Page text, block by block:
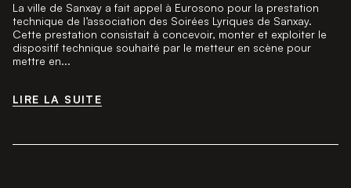
La ville de Sanxay a fait appel à Eurosono pour la prestation
technique de l’association des Soirées Lyriques de Sanxay.
Cette prestation consistait à concevoir, monter et exploiter le
dispositif technique souhaité par le metteur en scène pour
mettre en...
LIRE LA SUITE